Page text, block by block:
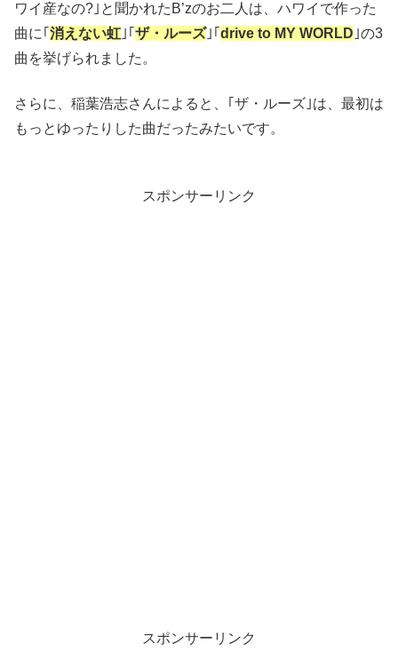
ワイ産なの?｣と聞かれたB’zのお二人は、ハワイで作った
曲に｢ 消えない虹 ｣｢ ザ・ルーズ｣｢ drive to MY WORLD ｣の3
曲を挙げられました。
さらに、稲葉浩志さんによると、｢ザ・ルーズ｣は、最初は
もっとゆったりした曲だったみたいです。
スポンサーリンク
スポンサーリンク